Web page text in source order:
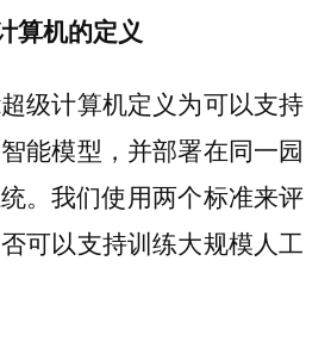
算机的定义
级计算机定义为可以支持
能模型，并部署在同一园
。我们使用两个标准来评
可以支持训练大规模人工